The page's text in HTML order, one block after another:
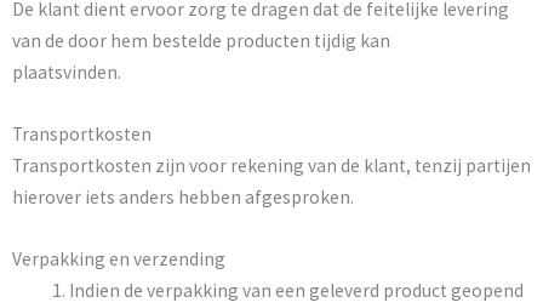
De klant dient ervoor zorg te dragen dat de feitelijke levering
van de door hem bestelde producten tijdig kan
plaatsvinden.
Transportkosten
Transportkosten zijn voor rekening van de klant, tenzij partijen
hierover iets anders hebben afgesproken.
Verpakking en verzending
Indien de verpakking van een geleverd product geopend